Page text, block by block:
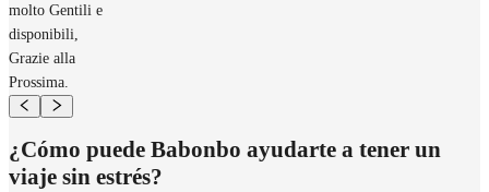
molto Gentili e
disponibili,
Grazie alla
Prossima.
¿Cómo puede Babonbo ayudarte a tener un
viaje sin estrés?